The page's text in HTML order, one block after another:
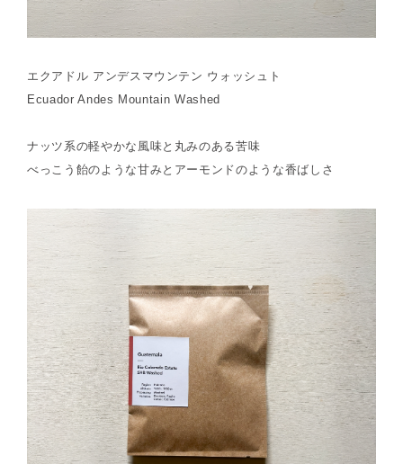
エクアドル アンデスマウンテン ウォッシュト
Ecuador Andes Mountain Washed
ナッツ系の軽やかな風味と丸みのある苦味
べっこう飴のような甘みとアーモンドのような香ばしさ